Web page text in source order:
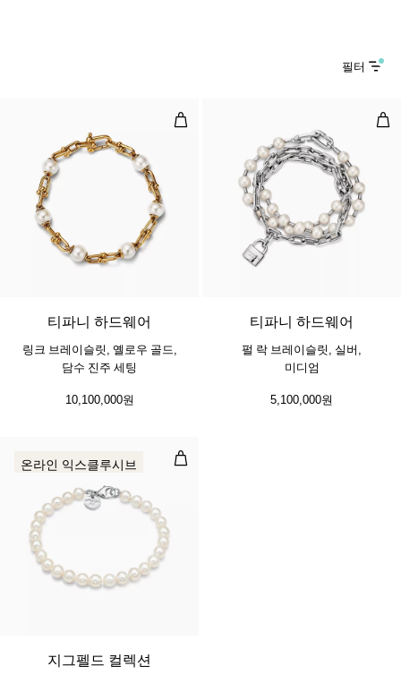
필터
링크 브레이슬릿, 옐로우 골드, 담수
티파니 하드웨어
링크 브레이슬릿, 옐로우 골드,
담수 진주 세팅
10,100,000원
펄
티파니 하드웨어
펄 락 브레이슬릿, 실버,
미디엄
5,100,000원
펄 브레이슬릿
온라인 익스클루시브
지그펠드 컬렉션